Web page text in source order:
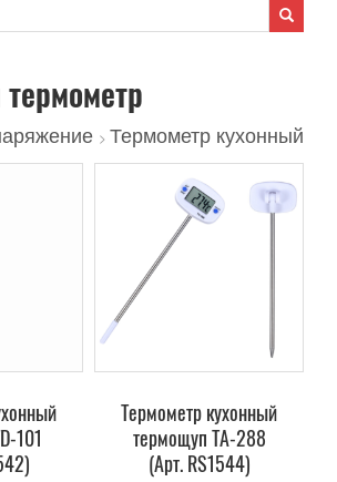
> Термометр кухонный
101
Термометр кухонный
термощуп TA-288
(Арт. RS1544)